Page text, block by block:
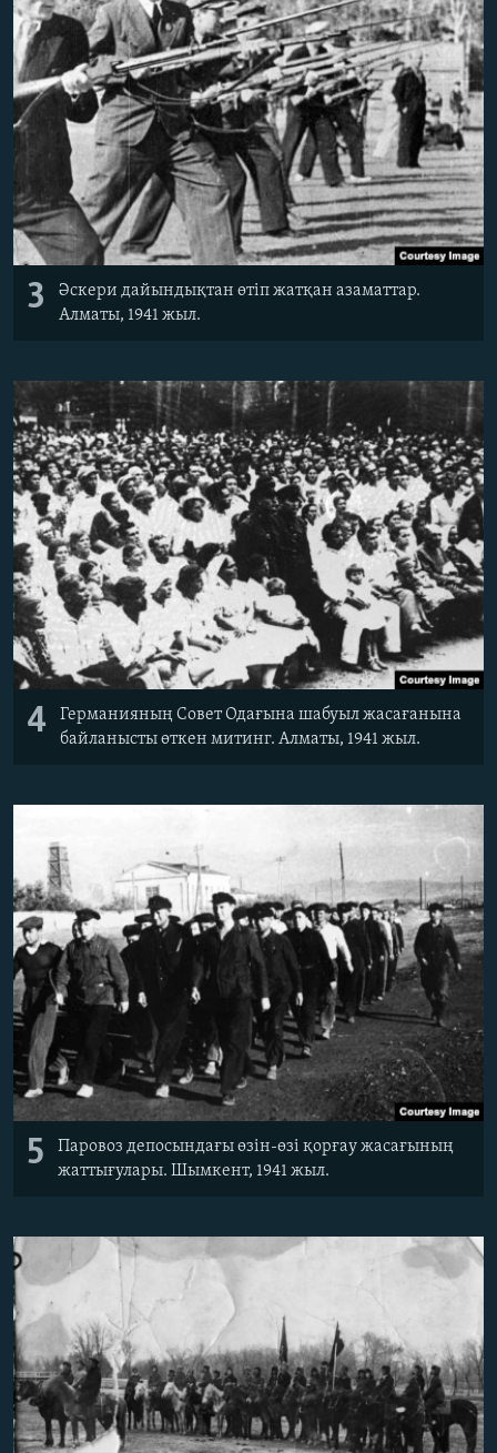
3
Әскери дайындықтан өтіп жатқан азаматтар.
Алматы, 1941 жыл.
4
Германияның Совет Одағына шабуыл жасағанына
байланысты өткен митинг. Алматы, 1941 жыл.
5
Паровоз депосындағы өзін-өзі қорғау жасағының
жаттығулары. Шымкент, 1941 жыл.